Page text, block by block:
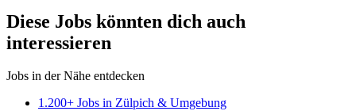
Diese Jobs könnten dich auch
interessieren
Jobs in der Nähe entdecken
1.200+ Jobs in Zülpich & Umgebung